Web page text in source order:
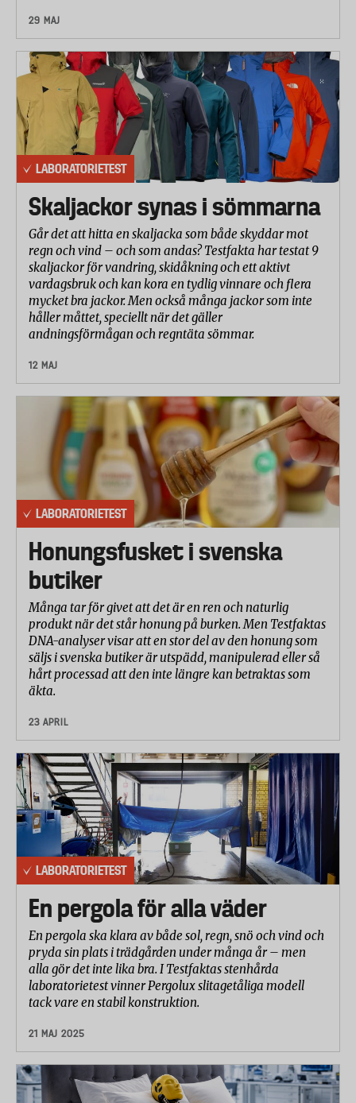
testats för att kontrollera hur lätt den är att använda.
Följande har kontrollerats: att lägga i och ta ur
brödskivor, att använda reglage, indikatorlampor,
sladdförvaring, rengöring av smulbricka och
instruktionsbok.
Totalbetyget är ett viktat medelvärde av resultaten
från de olika delmomenten, där rostning skivor fått
vikten 50 procent, upptining/rostning 13 procent,
procent vardera samt funktionalitet/hanterbarhet 25
procent. Skillnader i funktioner som
upptining/rostning, brödvärmare och uppvärmning
beaktats i betygsättningen.
29 MAJ
LABORATORIETEST
Skaljackor synas i sömmarna
Går det att hitta en skaljacka som både skyddar mot
regn och vind – och som andas? Testfakta har testat 9
skaljackor för vandring, skidåkning och ett aktivt
vardagsbruk och kan kora en tydlig vinnare och flera
mycket bra jackor. Men också många jackor som inte
håller måttet, speciellt när det gäller
andningsförmågan och regntäta sömmar.
12 MAJ
LABORATORIETEST
Honungsfusket i svenska
butiker
Många tar för givet att det är en ren och naturlig
produkt när det står honung på burken. Men Testfaktas
DNA-analyser visar att en stor del av den honung som
säljs i svenska butiker är utspädd, manipulerad eller så
hårt processad att den inte längre kan betraktas som
äkta.
23 APRIL
LABORATORIETEST
En pergola för alla väder
En pergola ska klara av både sol, regn, snö och vind och
pryda sin plats i trädgården under många år – men
alla gör det inte lika bra. I Testfaktas stenhårda
laboratorietest vinner Pergolux slitagetåliga modell
tack vare en stabil konstruktion.
21 MAJ 2025